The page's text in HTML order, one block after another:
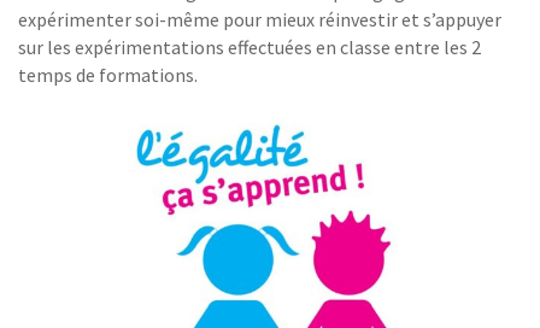
expérimenter soi-même pour mieux réinvestir et s’appuyer
sur les expérimentations effectuées en classe entre les 2
temps de formations.